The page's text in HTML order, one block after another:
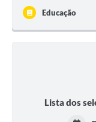
Educação
Lista dos